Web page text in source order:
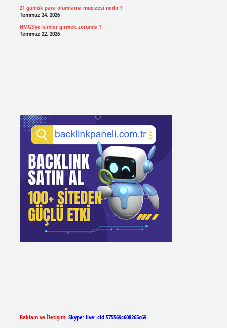
21 günlük para olumlama mucizesi nedir ?
Temmuz 24, 2026
HMGS’ye kimler girmek zorunda ?
Temmuz 22, 2026
Reklam ve İletişim: Skype: live:.cid.575569c608265c69